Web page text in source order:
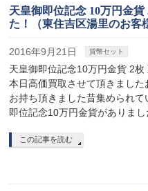
天皇御即位記念 10万円金
た！（東住吉区湯里のお客
2016年9月21日 貨幣セット
天皇御即位記念10万円金貨 2
本日高価買取させて頂きました
お持ち頂きました昔集められ
即位記念10万円金貨がありまし
この記事を読む